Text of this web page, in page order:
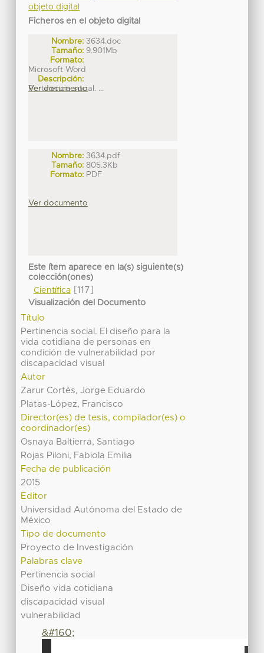
objeto digital
Ficheros en el objeto digital
Nombre: 3634.doc
Tamaño: 9.901Mb
Formato:
Microsoft Word
Descripción:
Pertinencia social. ...
Ver documento
Nombre: 3634.pdf
Tamaño: 805.3Kb
Formato: PDF
Ver documento
Este ítem aparece en la(s) siguiente(s)
colección(ones)
Científica[117]
Visualización del Documento
Título
Pertinencia social. El diseño para la
vida cotidiana de personas en
condición de vulnerabilidad por
discapacidad visual
Autor
Zarur Cortés, Jorge Eduardo
Platas-López, Francisco
Director(es) de tesis, compilador(es) o
coordinador(es)
Osnaya Baltierra, Santiago
Rojas Piloni, Fabiola Emilia
Fecha de publicación
2015
Editor
Universidad Autónoma del Estado de
México
Tipo de documento
Proyecto de Investigación
Palabras clave
Pertinencia social
Diseño vida cotidiana
discapacidad visual
vulnerabilidad
&#160;